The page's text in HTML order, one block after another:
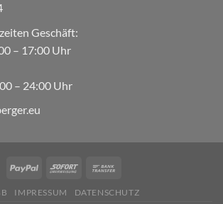
Geschäft:
– 17:00 Uhr
– 24:00 Uhr
IMPRESSUM DATENSCHUTZ